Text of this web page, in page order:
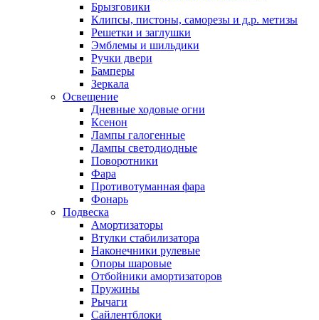
Брызговики
Клипсы, пистоны, саморезы и д.р. метизы
Решетки и заглушки
Эмблемы и шильдики
Ручки двери
Бамперы
Зеркала
Освещение
Дневные ходовые огни
Ксенон
Лампы галогенные
Лампы светодиодные
Поворотники
Фара
Противотуманная фара
Фонарь
Подвеска
Амортизаторы
Втулки стабилизатора
Наконечники рулевые
Опоры шаровые
Отбойники амортизаторов
Пружины
Рычаги
Сайлентблоки